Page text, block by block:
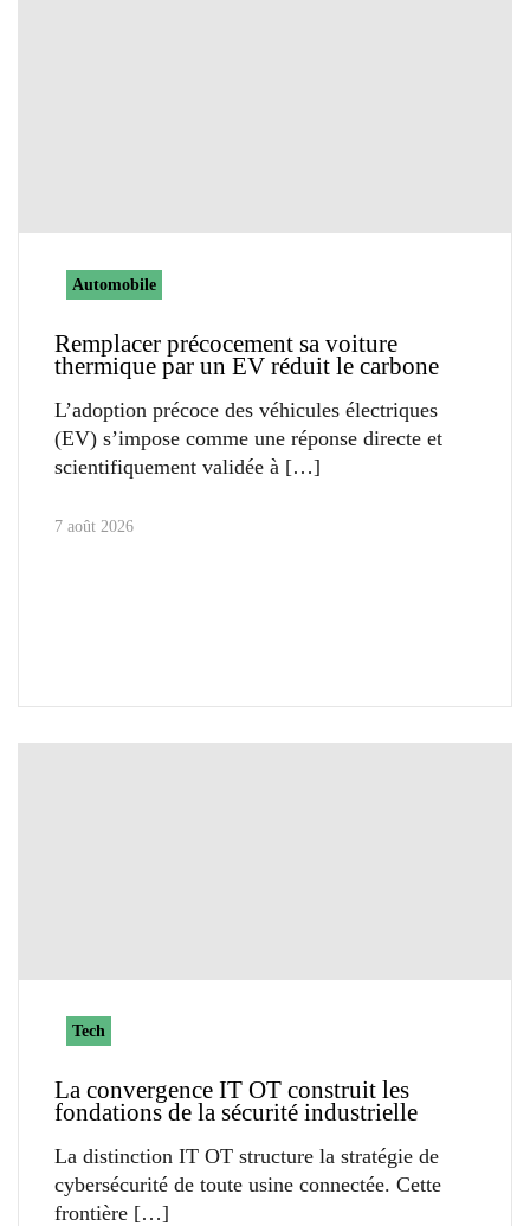
Automobile
Remplacer précocement sa voiture
thermique par un EV réduit le carbone
L’adoption précoce des véhicules électriques
(EV) s’impose comme une réponse directe et
scientifiquement validée à
7 août 2026
Tech
La convergence IT OT construit les
fondations de la sécurité industrielle
La distinction IT OT structure la stratégie de
cybersécurité de toute usine connectée. Cette
frontière